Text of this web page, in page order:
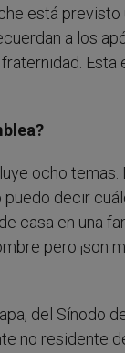
está previsto
a los
Esta
ocho
puedo decir
casa en una
pero ¡son
del Sínodo
no residente